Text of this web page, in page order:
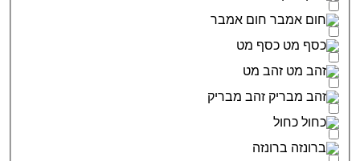
חום אמבר
כסף מט
זהב מט
זהב מבריק
כחול
ברונזה